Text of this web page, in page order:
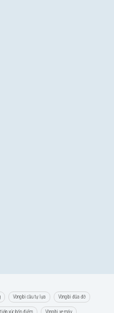
Vòng bi cầu tự lựa Vòng bi đũa đỡ
tiếp xúc bốn điểm Vòng bi xe máy